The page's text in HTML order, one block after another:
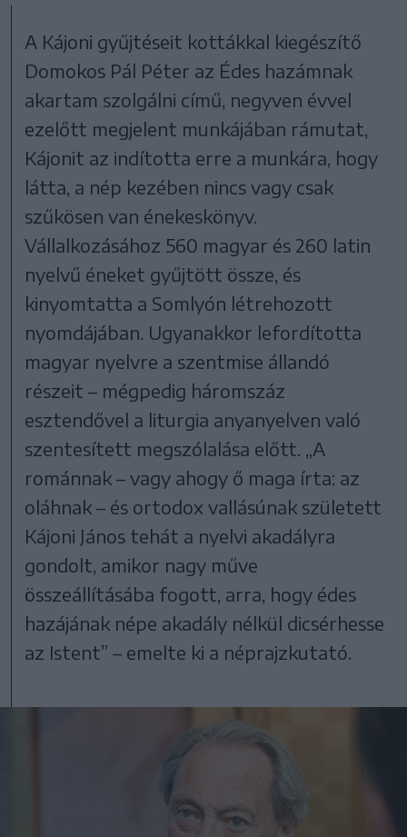
A Kájoni gyűjtéseit kottákkal kiegészítő
Domokos Pál Péter az Édes hazámnak
akartam szolgálni című, negyven évvel
ezelőtt megjelent munkájában rámutat,
Kájonit az indította erre a munkára, hogy
látta, a nép kezében nincs vagy csak
szűkösen van énekeskönyv.
Vállalkozásához 560 magyar és 260 latin
nyelvű éneket gyűjtött össze, és
kinyomtatta a Somlyón létrehozott
nyomdájában. Ugyanakkor lefordította
magyar nyelvre a szentmise állandó
részeit – mégpedig háromszáz
esztendővel a liturgia anyanyelven való
szentesített megszólalása előtt. „A
románnak – vagy ahogy ő maga írta: az
oláhnak – és ortodox vallásúnak született
Kájoni János tehát a nyelvi akadályra
gondolt, amikor nagy műve
összeállításába fogott, arra, hogy édes
hazájának népe akadály nélkül dicsérhesse
az Istent” – emelte ki a néprajzkutató.